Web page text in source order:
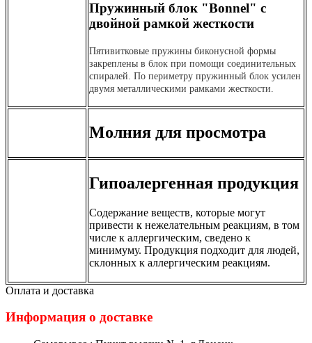
Пружинный блок "Bonnel" с
двойной рамкой жесткости
Пятивитковые пружины биконусной формы
закреплены в блок при помощи соединительных
спиралей. По периметру пружинный блок усилен
двумя металлическими рамками жесткости.
Молния для просмотра
Гипоалергенная продукция
Содержание веществ, которые могут
привести к нежелательным реакциям, в том
числе к аллергическим, сведено к
минимуму. Продукция подходит для людей,
склонных к аллергическим реакциям.
Оплата и доставка
Информация о доставке